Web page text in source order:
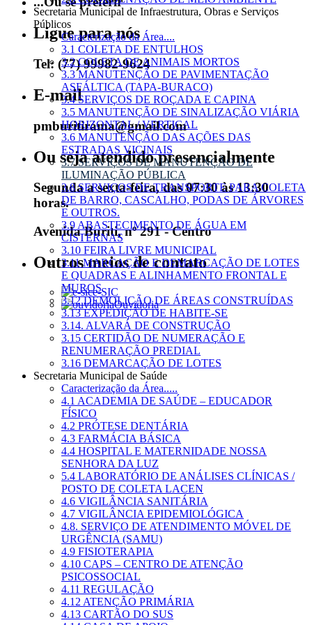
Ligue para nós
Tel: (77) 99982-9624
E-mail
pmburitirama@gmail.com
Ou seja atendido presencialmente
Segunda a sexta-feira, das 07:30 às 13:30
horas.
Avenida Buriti, nº 291 - Centro
Outros meios de contato
e-SIC
Ouvidoria
Secretaria Municipal de Infraestrutura, Obras e Serviços
Públicos
Caracterização da Área....
3.1 COLETA DE ENTULHOS
3.2 COLETA DE ANIMAIS MORTOS
3.3 MANUTENÇÃO DE PAVIMENTAÇÃO
ASFÁLTICA (TAPA-BURACO)
3.4 SERVIÇOS DE ROÇADA E CAPINA
3.5 MANUTENÇÃO DE SINALIZAÇÃO VIÁRIA
HORIZONTAL / VERTICAL
3.6 MANUTENÇÃO DAS AÇÕES DAS
ESTRADAS VICINAIS
3.7 SERVIÇOS DE MANUTENÇÃO DE
ILUMINAÇÃO PÚBLICA
3.8 SERVIÇOS DE TRANSPORTE PARA COLETA
DE BARRO, CASCALHO, PODAS DE ÁRVORES
E OUTROS.
3.9 ABASTECIMENTO DE ÁGUA EM
CISTERNAS
3.10 FEIRA LIVRE MUNICIPAL
3.11 MARCAÇÃO E DEMARCAÇÃO DE LOTES
E QUADRAS E ALINHAMENTO FRONTAL E
MUROS
3.12 DEMOLIÇÃO DE ÁREAS CONSTRUÍDAS
3.13 EXPEDIÇÃO DE HABITE-SE
3.14. ALVARÁ DE CONSTRUÇÃO
3.15 CERTIDÃO DE NUMERAÇÃO E
RENUMERAÇÃO PREDIAL
3.16 DEMARCAÇÃO DE LOTES
Secretaria Municipal de Saúde
Caracterização da Área.....
4.1 ACADEMIA DE SAÚDE – EDUCADOR
FÍSICO
4.2 PRÓTESE DENTÁRIA
4.3 FARMÁCIA BÁSICA
4.4 HOSPITAL E MATERNIDADE NOSSA
SENHORA DA LUZ
5.4 LABORATÓRIO DE ANÁLISES CLÍNICAS /
POSTO DE COLETA LACEN
4.6 VIGILÂNCIA SANITÁRIA
4.7 VIGILÂNCIA EPIDEMIOLÓGICA
4.8. SERVIÇO DE ATENDIMENTO MÓVEL DE
URGÊNCIA (SAMU)
4.9 FISIOTERAPIA
4.10 CAPS – CENTRO DE ATENÇÃO
PSICOSSOCIAL
4.11 REGULAÇÃO
4.12 ATENÇÃO PRIMÁRIA
4.13 CARTÃO DO SUS